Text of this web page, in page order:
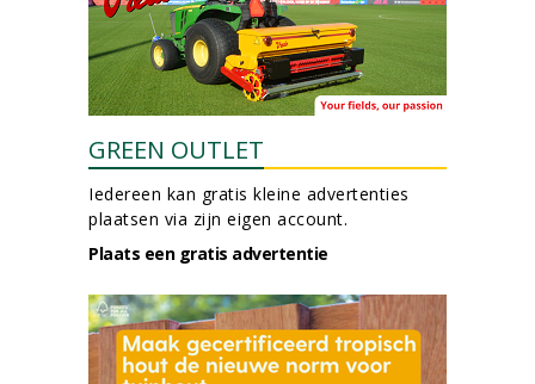
GREEN OUTLET
Iedereen kan gratis kleine advertenties
plaatsen via zijn eigen account.
Plaats een gratis advertentie